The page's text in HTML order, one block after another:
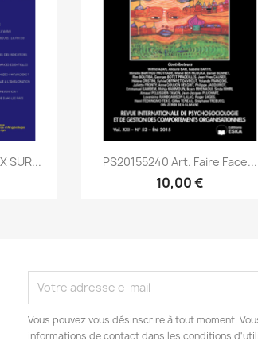
SUR... Aperçu rapide
PS20155240 Art. Faire Face...
10,00 €
Vous pouvez vous désinscrire à tout moment.
informations de contact dans les conditions